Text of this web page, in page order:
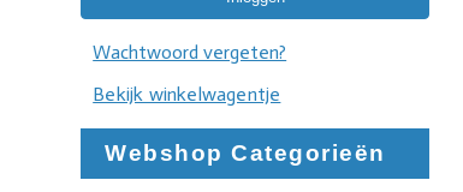
Wachtwoord vergeten?
Bekijk winkelwagentje
Webshop Categorieën